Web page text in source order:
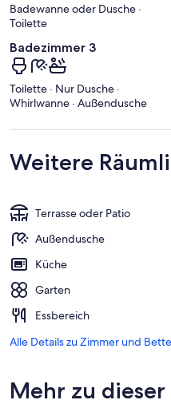
Badewanne oder Dusche ·
Toilette
Badezimmer 3
Toilette · Nur Dusche ·
Whirlwanne · Außendusche
Weitere
Terrasse oder Patio
Außendusche
Küche
Garten
Essbereich
Alle Details zu Zimmer und
Mehr zu